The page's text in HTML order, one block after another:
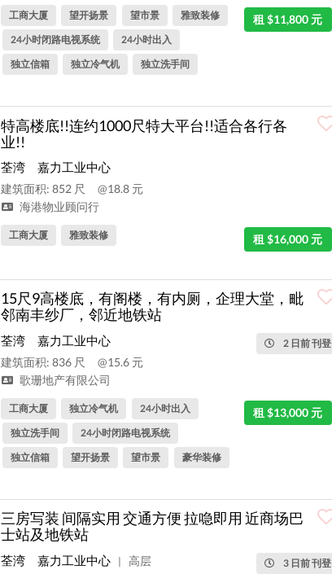
租 $11,800 元
工商大厦 望开扬景 望市景
雅致装修
24小时闭路电视系统
24小时出入
独立信箱
独立冷气机 独立洗手间
特高楼底!!连约1000尺特大平台!!适合各行各
业!!
荃湾 嘉力工业中心
建筑面积: 852 尺
@18.8 元
海港物业顾问行
租 $16,000 元
工商大厦 雅致装修
15尺9高楼底，有阁楼，有内厕，企理大堂，毗
邻南丰纱厂，邻近地铁站
2 日前 刊登
荃湾 嘉力工业中心
建筑面积: 836 尺
@15.6 元
歌珊地产有限公司
租 $13,000 元
工商大厦 独立冷气机
24小时出入
独立洗手间
24小时闭路电视系统
独立信箱
望开扬景 望市景 豪华装修
三房写装 间隔实用 交通方便 拉喼即用 近商场巴
士站及地铁站
3 日前 刊登
荃湾 嘉力工业中心 |
高层